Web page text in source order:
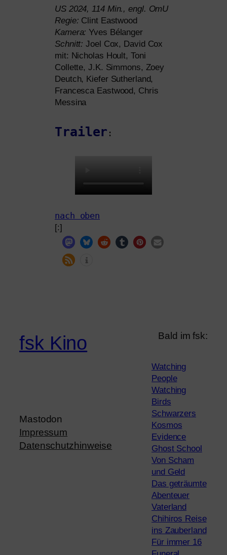
US2024, 114 Min., engl. OmU
Regie: Clint Eastwood
Kamera: Yves Bélanger
Schnitt:Joel Cox, David Cox
mit: Nicholas Hoult, Toni
Collette, J.K. Simmons, Zoey
Deutch, Kiefer Sutherland,
Francesca Eastwood, Chris
Messina
Trailer :
nach oben
[:]
fsk Kino
Mastodon
Impressum
Datenschutzhinweise
Bald im fsk:
Watching
People
Watching
Birds
Schwarzers
Kosmos
Evidence
Ghost School
Von Scham
und Geld
Das geträumte
Abenteuer
Vaterland
Chihiros Reise
ins Zauberland
Für immer 16